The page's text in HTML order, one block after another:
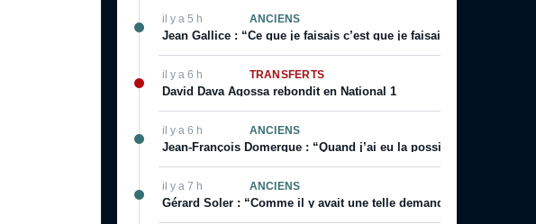
il y a 5 h ANCIENS
Jean Gallice : “Ce que je faisais c’est que je faisais visiter le
il y a 6 h TRANSFERTS
David Dava Agossa rebondit en National 1
il y a 6 h ANCIENS
Jean-François Domergue : “Quand j’ai eu la possibilité d’avoir
il y a 7 h ANCIENS
Gérard Soler : “Comme il y avait une telle demande, on m’a